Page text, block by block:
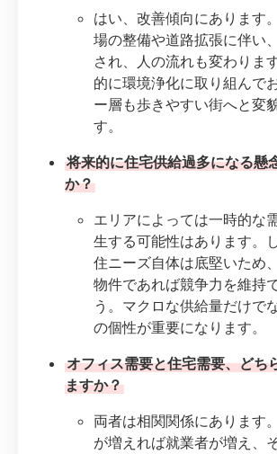
はい、改善傾向にあります
場の整備や道路拡張に伴い
され、人の流れも変わりま
的に環境浄化に取り組んで
ー層も歩きやすい街へと変
す。
将来的に住宅供給過多になる懸
か？
エリアによっては一時的な
生する可能性はあります。
住ニーズ自体は底堅いため
物件であれば競争力を維持
う。マクロな供給量だけで
の個性が重要になります。
オフィス需要と住宅需要、どち
ますか？
両者は相関関係にあります
が増えれば就業者が増え、